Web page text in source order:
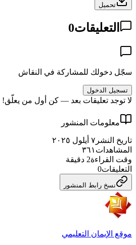
تحميل
التعليقات0
سجّل دخولك للمشاركة في النقاش
تسجيل الدخول
لا توجد تعليقات بعد — كن أول من يعلّق!
معلومات المنشور
تاريخ النشر ٧ أيلول ٢٠٢٥
المشاهدات ٣٦١
وقت القراءة2 دقيقة
التعليقات0
نسخ رابط المنشور
موقع الإيمان التعليمي